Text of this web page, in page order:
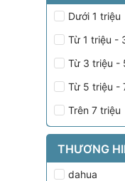
Dưới 1 triệu
Từ 1 triệu -
Từ 3 triệu -
Từ 5 triệu -
Trên 7 triệu
THƯƠNG
dahua